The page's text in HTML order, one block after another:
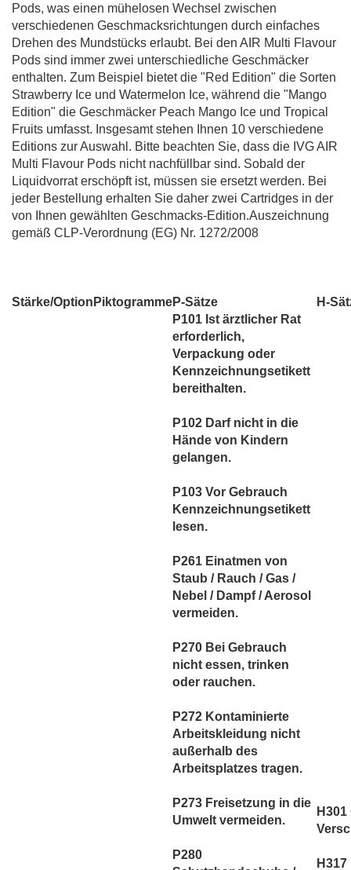
Pods, was einen mühelosen Wechsel zwischen
verschiedenen Geschmacksrichtungen durch einfaches
Drehen des Mundstücks erlaubt. Bei den AIR Multi Flavour
Pods sind immer zwei unterschiedliche Geschmäcker
enthalten. Zum Beispiel bietet die "Red Edition" die Sorten
Strawberry Ice und Watermelon Ice, während die "Mango
Edition" die Geschmäcker Peach Mango Ice und Tropical
Fruits umfasst. Insgesamt stehen Ihnen 10 verschiedene
Editions zur Auswahl. Bitte beachten Sie, dass die IVG AIR
Multi Flavour Pods nicht nachfüllbar sind. Sobald der
Liquidvorrat erschöpft ist, müssen sie ersetzt werden. Bei
jeder Bestellung erhalten Sie daher zwei Cartridges in der
von Ihnen gewählten Geschmacks-Edition.Auszeichnung
gemäß CLP-Verordnung (EG) Nr. 1272/2008
Stärke/Option PiktogrammeP-Sätze
H-
P101 Ist ärztlicher Rat
erforderlich,
Verpackung oder
Kennzeichnungsetikett
bereithalten.
P102 Darf nicht in die
Hände von Kindern
gelangen.
P103 Vor Gebrauch
Kennzeichnungsetikett
lesen.
P261 Einatmen von
Staub / Rauch / Gas /
Nebel / Dampf / Aerosol
vermeiden.
P270 Bei Gebrauch
nicht essen, trinken
oder rauchen.
P272 Kontaminierte
Arbeitskleidung nicht
außerhalb des
Arbeitsplatzes tragen.
P273 Freisetzung in die
Umwelt vermeiden.
P280